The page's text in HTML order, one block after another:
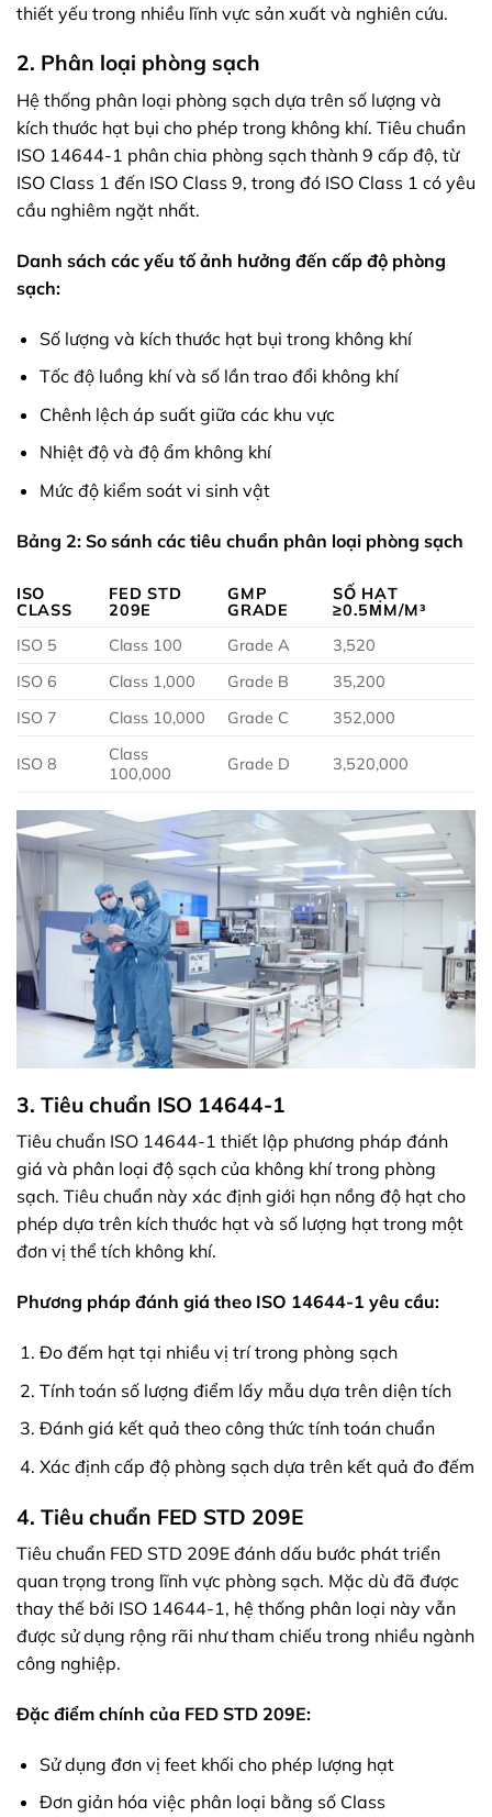
thiết yếu trong nhiều lĩnh vực sản xuất và nghiên cứu.
2. Phân loại phòng sạch
Hệ thống phân loại phòng sạch dựa trên số lượng và
kích thước hạt bụi cho phép trong không khí. Tiêu chuẩn
ISO 14644-1 phân chia phòng sạch thành 9 cấp độ, từ
ISO Class 1 đến ISO Class 9, trong đó ISO Class 1 có yêu
cầu nghiêm ngặt nhất.
Danh sách các yếu tố ảnh hưởng đến cấp độ phòng
sạch:
Số lượng và kích thước hạt bụi trong không khí
Tốc độ luồng khí và số lần trao đổi không khí
Chênh lệch áp suất giữa các khu vực
Nhiệt độ và độ ẩm không khí
Mức độ kiểm soát vi sinh vật
Bảng 2: So sánh các tiêu chuẩn phân loại phòng sạch
ISO
CLASS
FED STD
209E
GMP
GRADE
SỐ HẠT
≥0.5ΜM/M³
ISO 5
Class 100 Grade A
3,520
ISO 6
Class 1,000 Grade B
35,200
ISO 7
Class 10,000 Grade C 352,000
ISO 8
Class
100,000
Grade D 3,520,000
3. Tiêu chuẩn ISO 14644-1
Tiêu chuẩn ISO 14644-1 thiết lập phương pháp đánh
giá và phân loại độ sạch của không khí trong phòng
sạch. Tiêu chuẩn này xác định giới hạn nồng độ hạt cho
phép dựa trên kích thước hạt và số lượng hạt trong một
đơn vị thể tích không khí.
Phương pháp đánh giá theo ISO 14644-1 yêu cầu:
Đo đếm hạt tại nhiều vị trí trong phòng sạch
Tính toán số lượng điểm lấy mẫu dựa trên diện tích
Đánh giá kết quả theo công thức tính toán chuẩn
Xác định cấp độ phòng sạch dựa trên kết quả đo đếm
4. Tiêu chuẩn FED STD 209E
Tiêu chuẩn FED STD 209E đánh dấu bước phát triển
quan trọng trong lĩnh vực phòng sạch. Mặc dù đã được
thay thế bởi ISO 14644-1, hệ thống phân loại này vẫn
được sử dụng rộng rãi như tham chiếu trong nhiều ngành
công nghiệp.
Đặc điểm chính của FED STD 209E:
Sử dụng đơn vị feet khối cho phép lượng hạt
Đơn giản hóa việc phân loại bằng số Class